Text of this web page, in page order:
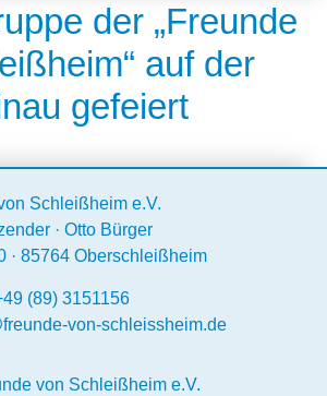
der „Freunde
auf der
gefeiert
Schleißheim e.V.
· Otto Bürger
· 85764 Oberschleißheim
(89) 3151156
von-schleissheim.de
von Schleißheim e.V.